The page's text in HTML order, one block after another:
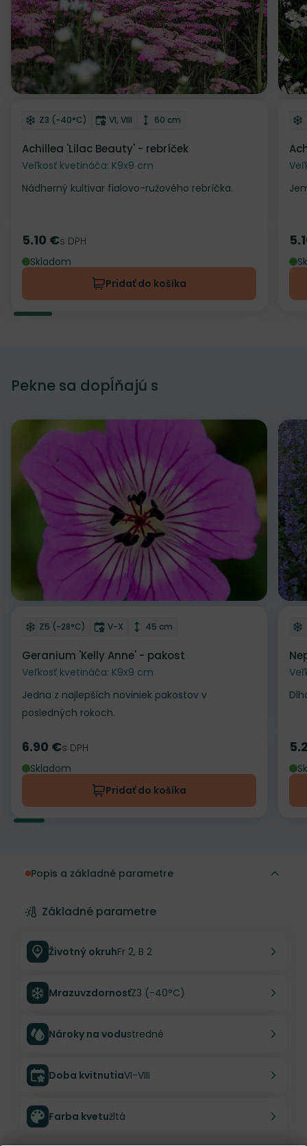
Odober do zoznamu želaní
Mrazuvzdornosť
Z3 (-40°C) Doba kvitnutia
VI, VIII Výška rastliny
60 cm
Achillea 'Lilac Beauty' - rebríček
Veľkosť kvetináča: K9x9 cm
Nádherný kultivar fialovo-ružového rebríčka.
Cena
5.10 €s DPH
Skladom
Pridať do košíka
Pekne sa dopĺňajú s
Odober do zoznamu želaní
Mrazuvzdornosť
Z5 (-28°C) Doba kvitnutia
V-X Výška rastliny
45 cm
Geranium 'Kelly Anne' - pakost
Veľkosť kvetináča: K9x9 cm
Jedna z najlepších noviniek pakostov v
posledných rokoch.
Cena
6.90 €s DPH
Skladom
Pridať do košíka
Popis a základné parametre
Základné parametre
Životný okruhFr 2, B 2
MrazuvzdornosťZ3 (-40°C)
Nároky na vodustredné
Doba kvitnutiaVI-VIII
Farba kvetužltá